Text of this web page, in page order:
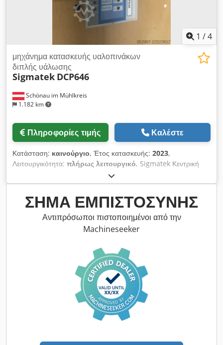
1 /4
Schönau im Mühlkreis
1.182 km
μηχάνημα κατασκευής υαλοπινάκων
διπλής υάλωσης
Sigmatek DCP646
Πληροφορίες τιμής Καλέστε
Κατάσταση: καινούργιο, Έτος κατασκευής: 2023,
Λειτουργικότητα: πλήρως λειτουργικό, Sigmatek Κεντρική
Μονάδα Επεξεργασίας DCP646, καινούριο εξάρτημα, αρχική
συσκευασία 100MHz, 2MB μνήμη HW: 5.6 X1.1 SW: 97030C-
72 Dedpfxszhg Ibj Agtsck
ΣΉΜΑ ΕΜΠΙΣΤΟΣΎΝΗΣ
Αντιπρόσωποι πιστοποιημένοι από την
Machineseeker